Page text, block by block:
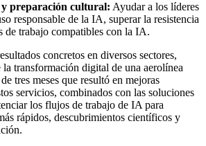
preparación cultural: Ayudar a los líderes
responsable de la IA, superar la resistencia
de trabajo compatibles con la IA.
concretos en diversos sectores,
transformación digital de una aerolínea
tres meses que resultó en mejoras
servicios, combinados con las soluciones
los flujos de trabajo de IA para
rápidos, descubrimientos científicos y